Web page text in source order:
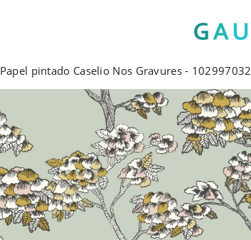
Papel pintado Caselio Nos Gravures - 102997032